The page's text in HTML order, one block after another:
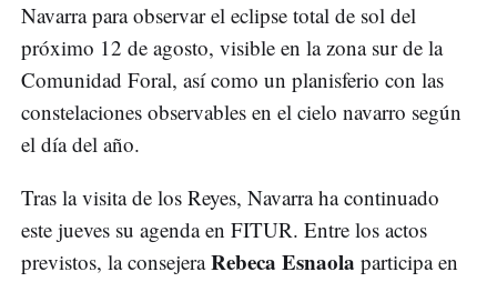
Navarra para observar el eclipse total de sol del
próximo 12 de agosto, visible en la zona sur de la
Comunidad Foral, así como un planisferio con las
constelaciones observables en el cielo navarro según
el día del año.
Tras la visita de los Reyes, Navarra ha continuado
este jueves su agenda en FITUR. Entre los actos
previstos, la consejeraRebeca Esnaola participa en